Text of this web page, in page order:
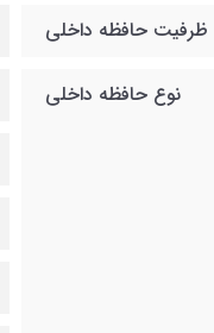
ظرفیت حافظه داخلی
نوع حافظه داخلی